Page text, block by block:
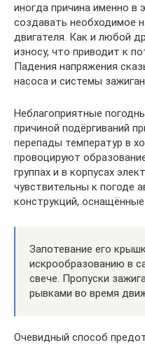
иногда причина именно в
создавать необходимое
двигателя. Как и любой
износу, что приводит к
Падения напряжения
насоса и системы
Неблагоприятные
причиной подёргиваний
перепады температур в
провоцируют
группах и в корпусах
чувствительны к погоде
конструкций,
Запотевание его
искрообразованию в
свече. Пропуски
рывками во время
Очевидный способ